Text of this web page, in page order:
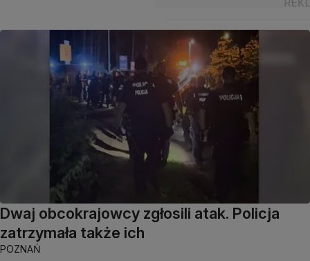
Dwaj obcokrajowcy zgłosili atak. Policja
zatrzymała także ich
POZNAŃ